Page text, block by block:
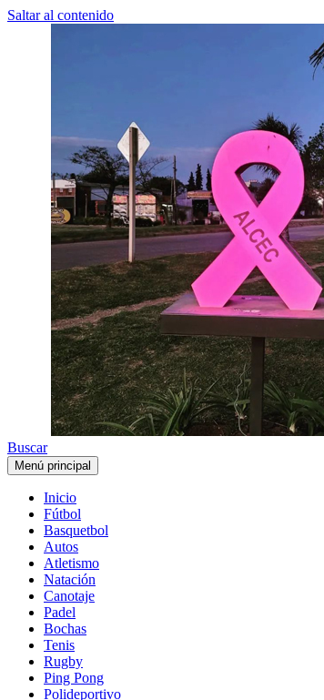
Saltar al contenido
Buscar
Menú principal
Inicio
Fútbol
Basquetbol
Autos
Atletismo
Natación
Canotaje
Padel
Bochas
Tenis
Rugby
Ping Pong
Polideportivo